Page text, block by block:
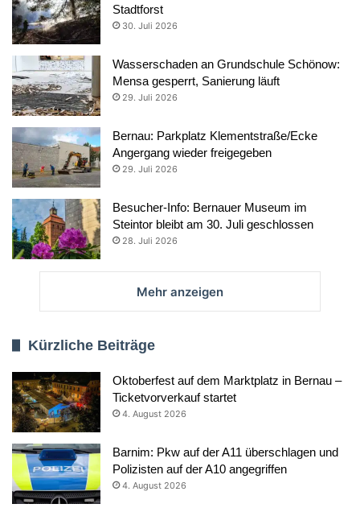
Stadtforst
30. Juli 2026
Wasserschaden an Grundschule Schönow:
Mensa gesperrt, Sanierung läuft
29. Juli 2026
Bernau: Parkplatz Klementstraße/Ecke
Angergang wieder freigegeben
29. Juli 2026
Besucher-Info: Bernauer Museum im
Steintor bleibt am 30. Juli geschlossen
28. Juli 2026
Mehr anzeigen
Kürzliche Beiträge
Oktoberfest auf dem Marktplatz in Bernau –
Ticketvorverkauf startet
4. August 2026
Barnim: Pkw auf der A11 überschlagen und
Polizisten auf der A10 angegriffen
4. August 2026